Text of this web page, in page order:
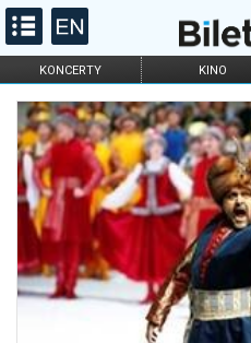
KONCERTY KINO
FILHARMONIA OPERA I
DLA DZIECI
ONLINE